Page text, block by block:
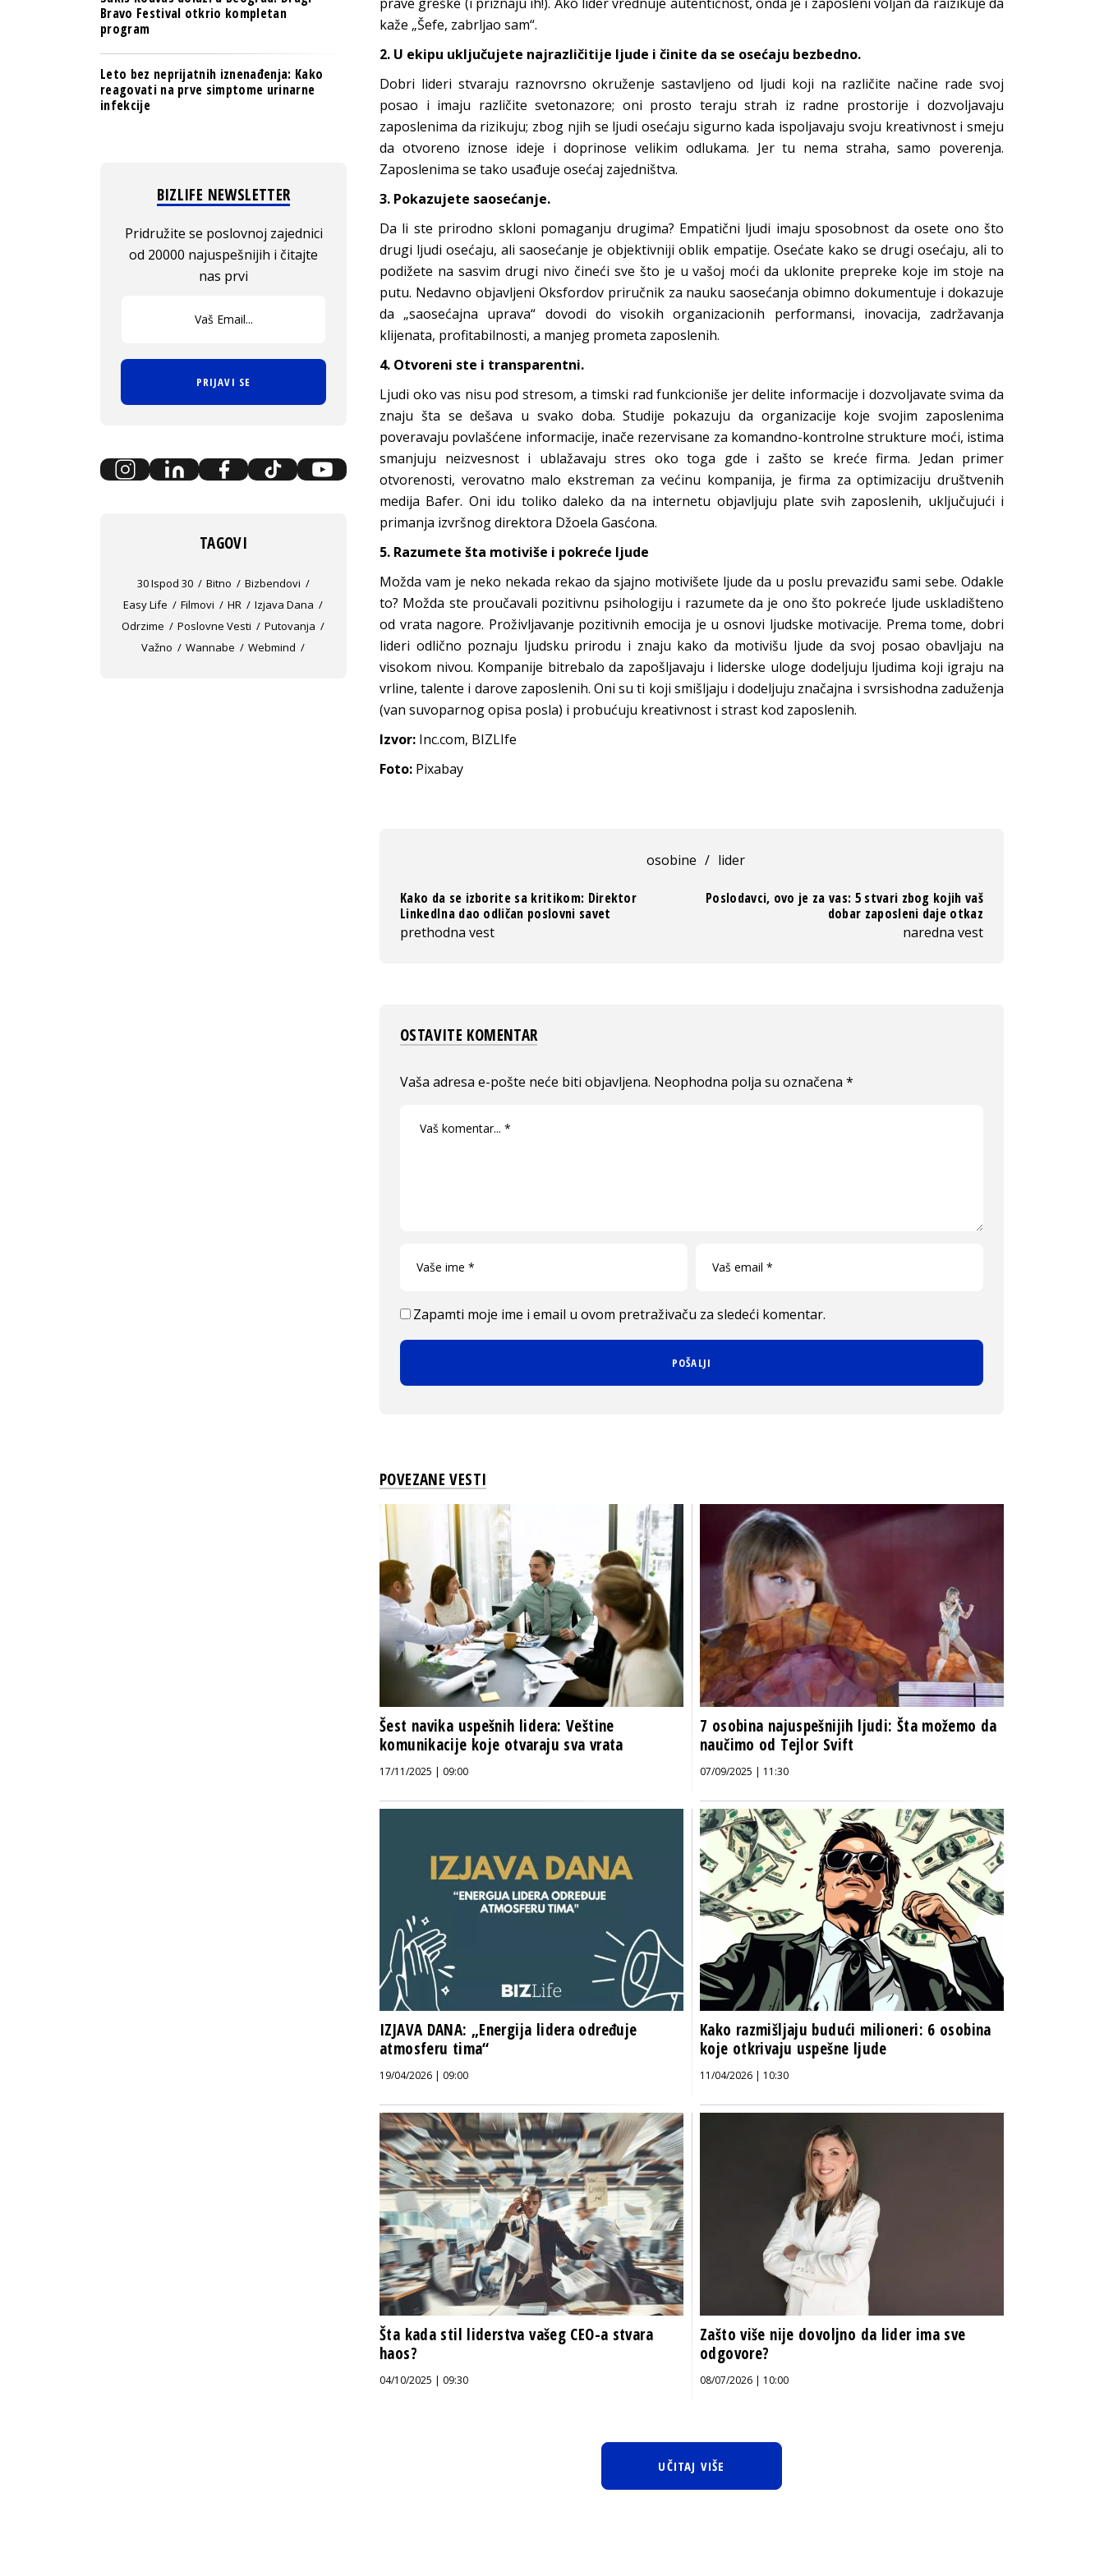
kaže „Šefe, zabrljao sam“.
2. U ekipu uključujete najrazličitije ljude i činite da se osećaju bezbedno.
Dobri lideri stvaraju raznovrsno okruženje sastavljeno od ljudi koji na različite načine rade svoj
posao i imaju različite svetonazore; oni prosto teraju strah iz radne prostorije i dozvoljavaju
zaposlenima da rizikuju; zbog njih se ljudi osećaju sigurno kada ispoljavaju svoju kreativnost i smeju
da otvoreno iznose ideje i doprinose velikim odlukama. Jer tu nema straha, samo poverenja.
Zaposlenima se tako usađuje osećaj zajedništva.
3. Pokazujete saosećanje.
Da li ste prirodno skloni pomaganju drugima? Empatični ljudi imaju sposobnost da osete ono što
drugi ljudi osećaju, ali saosećanje je objektivniji oblik empatije. Osećate kako se drugi osećaju, ali to
podižete na sasvim drugi nivo čineći sve što je u vašoj moći da uklonite prepreke koje im stoje na
putu. Nedavno objavljeni Oksfordov priručnik za nauku saosećanja obimno dokumentuje i dokazuje
da „saosećajna uprava“ dovodi do visokih organizacionih performansi, inovacija, zadržavanja
klijenata, profitabilnosti, a manjeg prometa zaposlenih.
4. Otvoreni ste i transparentni.
Ljudi oko vas nisu pod stresom, a timski rad funkcioniše jer delite informacije i dozvoljavate svima da
znaju šta se dešava u svako doba. Studije pokazuju da organizacije koje svojim zaposlenima
poveravaju povlašćene informacije, inače rezervisane za komandno-kontrolne strukture moći, istima
smanjuju neizvesnost i ublažavaju stres oko toga gde i zašto se kreće firma. Jedan primer
otvorenosti, verovatno malo ekstreman za većinu kompanija, je firma za optimizaciju društvenih
medija Bafer. Oni idu toliko daleko da na internetu objavljuju plate svih zaposlenih, uključujući i
primanja izvršnog direktora Džoela Gasćona.
5. Razumete šta motiviše i pokreće ljude
Možda vam je neko nekada rekao da sjajno motivišete ljude da u poslu prevaziđu sami sebe. Odakle
to? Možda ste proučavali pozitivnu psihologiju i razumete da je ono što pokreće ljude uskladišteno
od vrata nagore. Proživljavanje pozitivnih emocija je u osnovi ljudske motivacije. Prema tome, dobri
lideri odlično poznaju ljudsku prirodu i znaju kako da motivišu ljude da svoj posao obavljaju na
visokom nivou. Kompanije bitrebalo da zapošljavaju i liderske uloge dodeljuju ljudima koji igraju na
vrline, talente i darove zaposlenih. Oni su ti koji smišljaju i dodeljuju značajna i svrsishodna zaduženja
(van suvoparnog opisa posla) i probućuju kreativnost i strast kod zaposlenih.
Izvor: Inc.com, BIZLIfe
Foto: Pixabay
osobine / lider
Kako da se izborite sa kritikom: Direktor
LinkedIna dao odličan poslovni savet
prethodna vest
Poslodavci, ovo je za vas: 5 stvari zbog kojih vaš
dobar zaposleni daje otkaz
naredna vest
OSTAVITE KOMENTAR
Vaša adresa e-pošte neće biti objavljena. Neophodna polja su označena *
Zapamti moje ime i email u ovom pretraživaču za sledeći komentar.
POVEZANE VESTI
Šest navika uspešnih lidera: Veštine
komunikacije koje otvaraju sva vrata
17/11/2025 | 09:00
7 osobina najuspešnijih ljudi: Šta možemo da
naučimo od Tejlor Svift
07/09/2025 | 11:30
IZJAVA DANA: „Energija lidera određuje
atmosferu tima“
19/04/2026 | 09:00
Kako razmišljaju budući milioneri: 6 osobina
koje otkrivaju uspešne ljude
11/04/2026 | 10:30
Šta kada stil liderstva vašeg CEO-a stvara
haos?
04/10/2025 | 09:30
Zašto više nije dovoljno da lider ima sve
odgovore?
08/07/2026 | 10:00
UČITAJ VIŠE
Bravo Festival otkrio kompletan
program
Leto bez neprijatnih iznenađenja: Kako
reagovati na prve simptome urinarne
infekcije
BIZLIFE NEWSLETTER
Pridružite se poslovnoj zajednici
od 20000 najuspešnijih i čitajte
nas prvi
PRIJAVI SE
TAGOVI
30 Ispod 30 Bitno
Bizbendovi
Easy Life
Filmovi HR
Izjava Dana
Odrzime
Poslovne Vesti
Putovanja
Važno
Wannabe Webmind